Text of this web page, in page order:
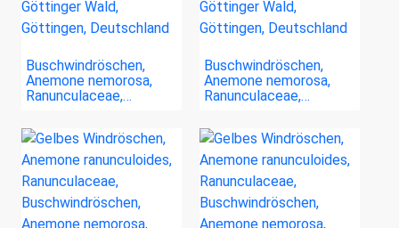
Buschwindröschen,
Anemone nemorosa,
Ranunculaceae,…
Buschwindröschen,
Anemone nemorosa,
Ranunculaceae,…